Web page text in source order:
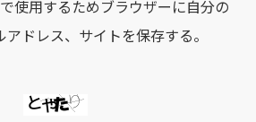
使用するためブラウザーに自分の
ドレス、サイトを保存する。